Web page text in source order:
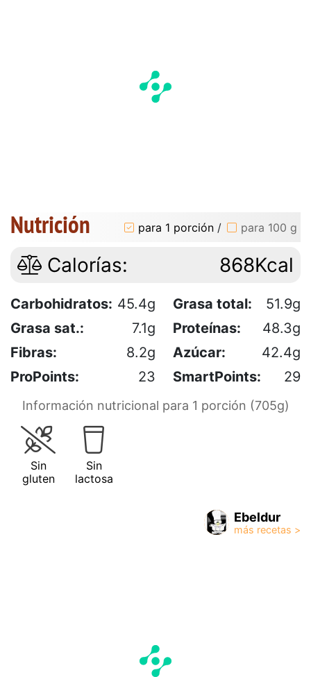
Nutrición para 1 porción / para 100 g
Calorías: 868Kcal
Carbohidratos: 45.4g Grasa total:
51.9g
Grasa sat.:
7.1g Proteínas:
48.3g
Fibras:
8.2g Azúcar:
42.4g
ProPoints:
23 SmartPoints: 29
Información nutricional para 1 porción (705g)
Sin
gluten
Sin
lactosa
Ebeldur